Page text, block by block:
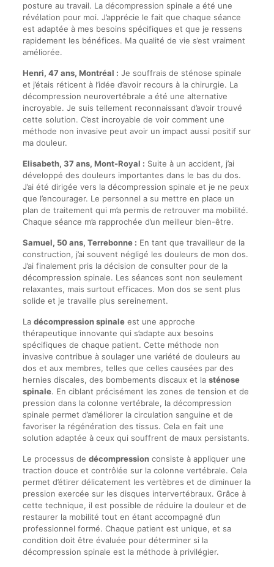
posture au travail. La décompression spinale a été une
révélation pour moi. J’apprécie le fait que chaque séance
est adaptée à mes besoins spécifiques et que je ressens
rapidement les bénéfices. Ma qualité de vie s’est vraiment
améliorée.
Henri, 47 ans, Montréal : Je souffrais de sténose spinale
et j’étais réticent à l’idée d’avoir recours à la chirurgie. La
décompression neurovertébrale a été une alternative
incroyable. Je suis tellement reconnaissant d’avoir trouvé
cette solution. C’est incroyable de voir comment une
méthode non invasive peut avoir un impact aussi positif sur
ma douleur.
Elisabeth, 37 ans, Mont-Royal : Suite à un accident, j’ai
développé des douleurs importantes dans le bas du dos.
J’ai été dirigée vers la décompression spinale et je ne peux
que l’encourager. Le personnel a su mettre en place un
plan de traitement qui m’a permis de retrouver ma mobilité.
Chaque séance m’a rapprochée d’un meilleur bien-être.
Samuel, 50 ans, Terrebonne : En tant que travailleur de la
construction, j’ai souvent négligé les douleurs de mon dos.
J’ai finalement pris la décision de consulter pour de la
décompression spinale. Les séances sont non seulement
relaxantes, mais surtout efficaces. Mon dos se sent plus
solide et je travaille plus sereinement.
La décompression spinaleest une approche
thérapeutique innovante qui s’adapte aux besoins
spécifiques de chaque patient. Cette méthode non
invasive contribue à soulager une variété de douleurs au
dos et aux membres, telles que celles causées par des
hernies discales, des bombements discaux et la sténose
spinale. En ciblant précisément les zones de tension et de
pression dans la colonne vertébrale, la décompression
spinale permet d’améliorer la circulation sanguine et de
favoriser la régénération des tissus. Cela en fait une
solution adaptée à ceux qui souffrent de maux persistants.
Le processus de décompressionconsiste à appliquer une
traction douce et contrôlée sur la colonne vertébrale. Cela
permet d’étirer délicatement les vertèbres et de diminuer la
pression exercée sur les disques intervertébraux. Grâce à
cette technique, il est possible de réduire la douleur et de
restaurer la mobilité tout en étant accompagné d’un
professionnel formé. Chaque patient est unique, et sa
condition doit être évaluée pour déterminer si la
décompression spinale est la méthode à privilégier.